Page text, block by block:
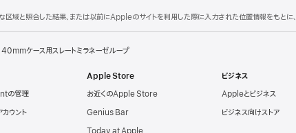
域と照合した結果、または以前にAppleのサイトを利用した際に入力された位置情報をもとに
40mmケース用スレートミラネーゼループ
の管理
ウント
Apple Store
お近くのApple Store
Genius Bar
Today at Apple
ビジネス
Appleとビジネス
ビジネス向けストア